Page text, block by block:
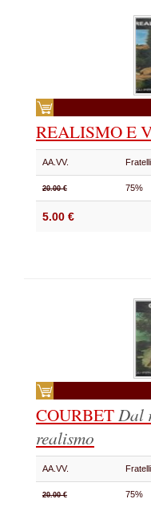
REALISMO E
AA.VV.
20.00 € 75%
5.00 €
COURBETDal
realismo
AA.VV.
20.00 € 75%